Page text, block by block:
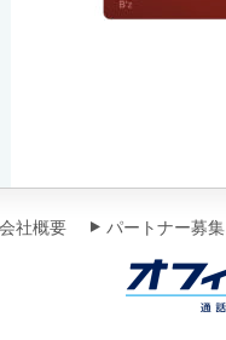
会社概要 パートナー募集